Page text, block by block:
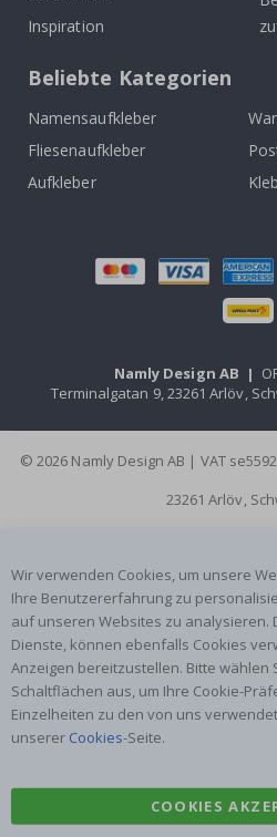
Inspiration
Beliebte Kategorien
Namensaufkleber
Fliesenaufkleber
Aufkleber
Namly Design AB |
Terminalgatan 9, 23261 Arlöv,
© 2026 Namly Design AB | VAT
23261 Arlöv,
Wir verwenden Cookies, um unsere
Ihre Benutzererfahrung zu
auf unseren Websites zu analysieren.
Dienste, können ebenfalls Cookies
Anzeigen bereitzustellen. Bitte wählen
Schaltflächen aus, um Ihre Cookie-
Einzelheiten zu den von uns
unserer Cookies-Seite.
COOKIES